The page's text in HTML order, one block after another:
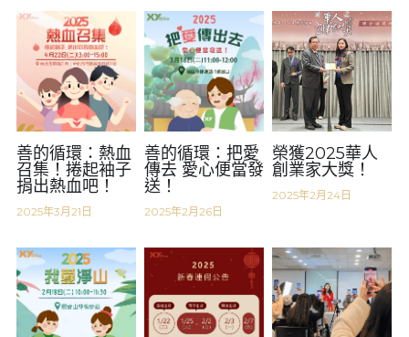
善的循環：熱血
召集！捲起袖子
捐出熱血吧！
2025年3月21日
善的循環：把愛
傳去 愛心便當發
送！
2025年2月26日
榮獲2025華人
創業家大獎！
2025年2月24日